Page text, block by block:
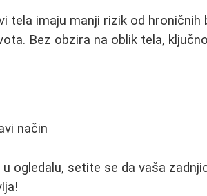
tela imaju manji rizik od hroničnih
Bez obzira na oblik tela,
način
ogledalu, setite se da vaša